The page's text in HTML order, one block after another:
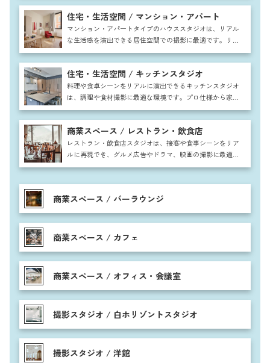
庭など多彩な空間が揃い、ドラマや映画、CM撮影にも対
応可能。広々とした間取りと自然光を活かし、リアルで開
放感ある映像表現が叶います。
住宅・生活空間 / マンション・アパート
マンション・アパートタイプのハウススタジオは、リアル
な生活感を演出できる居住空間での撮影に最適です。リビ
ングや寝室など実際の住まいを思わせる間取りが揃い、広
告やドラマ、雑誌撮影に幅広く活用できます。一人暮らし
風や家族団らんシーンも自然に表現でき、都市部での暮ら
しをリアルに再現できるのが大きな魅力です。
住宅・生活空間 / キッチンスタジオ
料理や食卓シーンをリアルに演出できるキッチンスタジオ
は、調理や食材撮影に最適な環境です。プロ仕様から家庭
的な雰囲気まで対応し、雑誌や広告、CM撮影に幅広く利
用可能。自然な生活感を取り入れた空間で、料理番組やレ
シピ動画、食品パッケージ撮影など多彩なシーンに活用で
きます。
商業スペース / レストラン・飲食店
レストラン・飲食店スタジオは、接客や食事シーンをリア
ルに再現でき、グルメ広告やドラマ、映画の撮影に最適で
す。テーブル席やカウンター、個室など多彩な空間を活用
で幅広い雰囲気に対応できます。
商業スペース / バーラウンジ
商業スペース / カフェ
商業スペース / オフィス・会議室
撮影スタジオ / 白ホリゾントスタジオ
撮影スタジオ / 洋館